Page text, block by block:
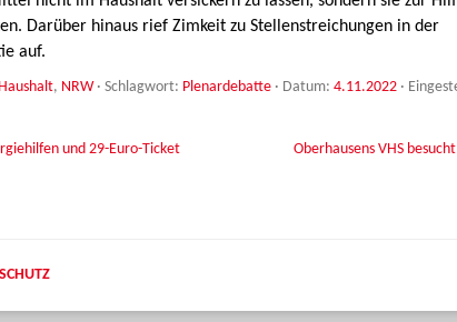
Darüber hinaus rief Zimkeit zu Stellenstreichungen in der
auf.
, NRW · Schlagwort: Plenardebatte · Datum: 4.11.2022 ·
und 29-Euro-Ticket Oberhausens VHS